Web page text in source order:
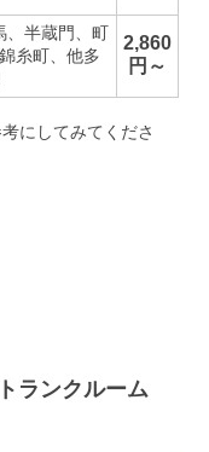
、半蔵門、町
糸町、他多
2,860
円～
にしてみてくださ
ランクルーム